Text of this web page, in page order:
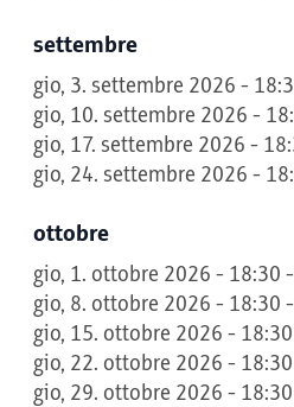
settembre
gio, 3. settembre 2026 -
gio, 10. settembre 2026 -
gio, 17. settembre 2026 -
gio, 24. settembre 2026 -
ottobre
gio, 1. ottobre 2026 - 18:30
gio, 8. ottobre 2026 - 18:30
gio, 15. ottobre 2026 -
gio, 22. ottobre 2026 -
gio, 29. ottobre 2026 -